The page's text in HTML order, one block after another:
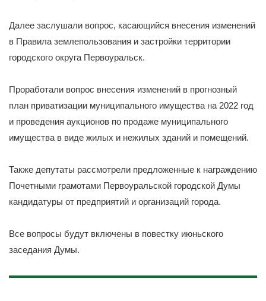
Далее заслушали вопрос, касающийся внесения изменений
в Правила землепользования и застройки территории
городского округа Первоуральск.
Проработали вопрос внесения изменений в прогнозный
план приватизации муниципального имущества на 2022 год
и проведения аукционов по продаже муниципального
имущества в виде жилых и нежилых зданий и помещений.
Также депутаты рассмотрели предложенные к награждению
Почетными грамотами Первоуральской городской Думы
кандидатуры от предприятий и организаций города.
Все вопросы будут включены в повестку июньского
заседания Думы.